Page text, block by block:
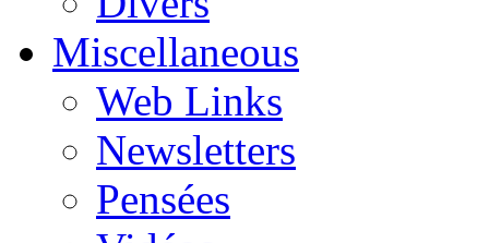
Miscellaneous
Web Links
Newsletters
Pensées